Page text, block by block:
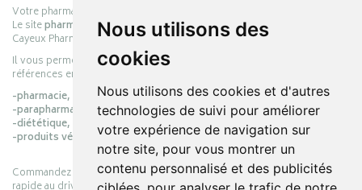
Nous utilisons des
cookies
Nous utilisons des cookies et d'autres
technologies de suivi pour améliorer
votre expérience de navigation sur
notre site, pour vous montrer un
contenu personnalisé et des publicités
Votre pharmacie en ligne :
Le sitepharmacie-cayeux.frest le prolongement digital de la pharmacie
Cayeux Pharmabest Berck-sur-Mer – Rang-du-Fliers.
Il vous permet de réaliser vos achats en ligne parmi des milliers de
références en :
-pharmacie,
-parapharmacie,
-diététique,
-produits vétérinaires.
Commandez simplement vos produits en ligne et choisissez le retrait